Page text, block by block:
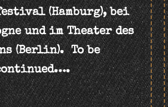
(Hamburg), bei
und imTheater des
(Berlin). To be